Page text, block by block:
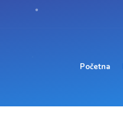
Početna